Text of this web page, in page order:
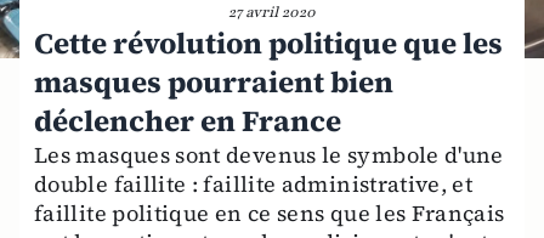
27 avril 2020
Cette révolution politique que les
masques pourraient bien
déclencher en France
Les masques sont devenus le symbole d'une
double faillite : faillite administrative, et
faillite politique en ce sens que les Français